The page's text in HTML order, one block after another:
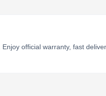
official warranty, fast